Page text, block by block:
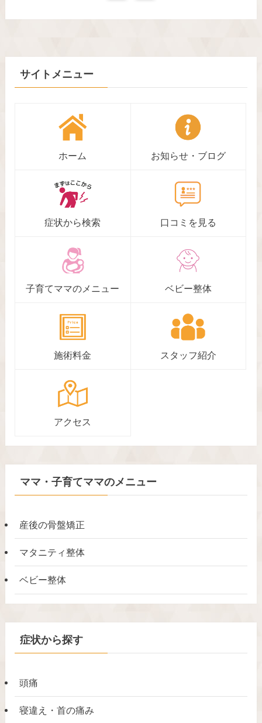
サイトメニュー
ホーム お知らせ・ブログ
症状から検索 口コミを見る
子育てママのメニュー ベビー整体
施術料金 スタッフ紹介
アクセス
ママ・子育てママのメニュー
産後の骨盤矯正
マタニティ整体
ベビー整体
症状から探す
頭痛
寝違え・首の痛み